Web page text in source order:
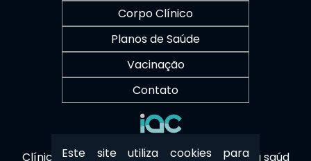
Corpo Clínico
Planos de Saúde
Vacinação
Contato
Clínica Sustentável - Cuidamos também da saúd
Este site utiliza cookies para